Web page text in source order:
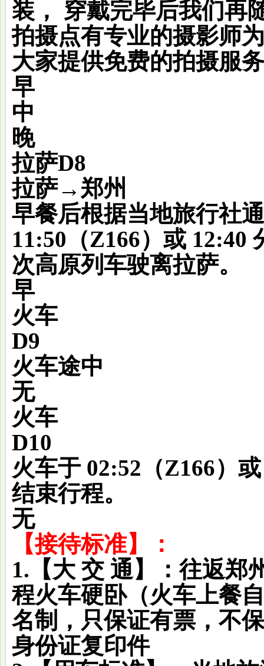
装， 穿戴完毕后我们再
拍摄点有专业的摄影师为
大家提供免费的拍摄服
早
中
晚
拉萨D8
拉萨→郑州
早餐后根据当地旅行社
11:50（Z166）或 12:40
次高原列车驶离拉萨。
早
火车
D9
火车途中
无
火车
D10
火车于 02:52（Z166）
结束行程。
无
【接待标准】：
1.【大 交 通】：往返郑
程火车硬卧（火车上餐
名制，只保证有票，不
身份证复印件